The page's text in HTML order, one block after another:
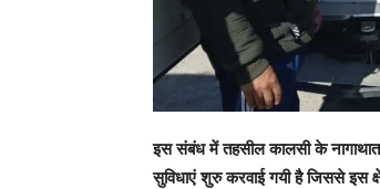
इस संबंध में तहसील कालसी के
सुविधाएं शुरु करवाई गयी है जिससे इस